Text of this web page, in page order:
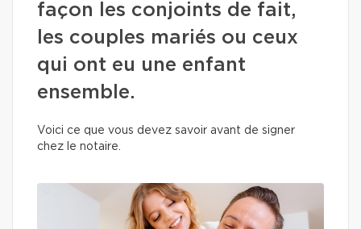
façon les conjoints de fait,
les couples mariés ou ceux
qui ont eu une enfant
ensemble.
Voici ce que vous devez savoir avant de signer
chez le notaire.